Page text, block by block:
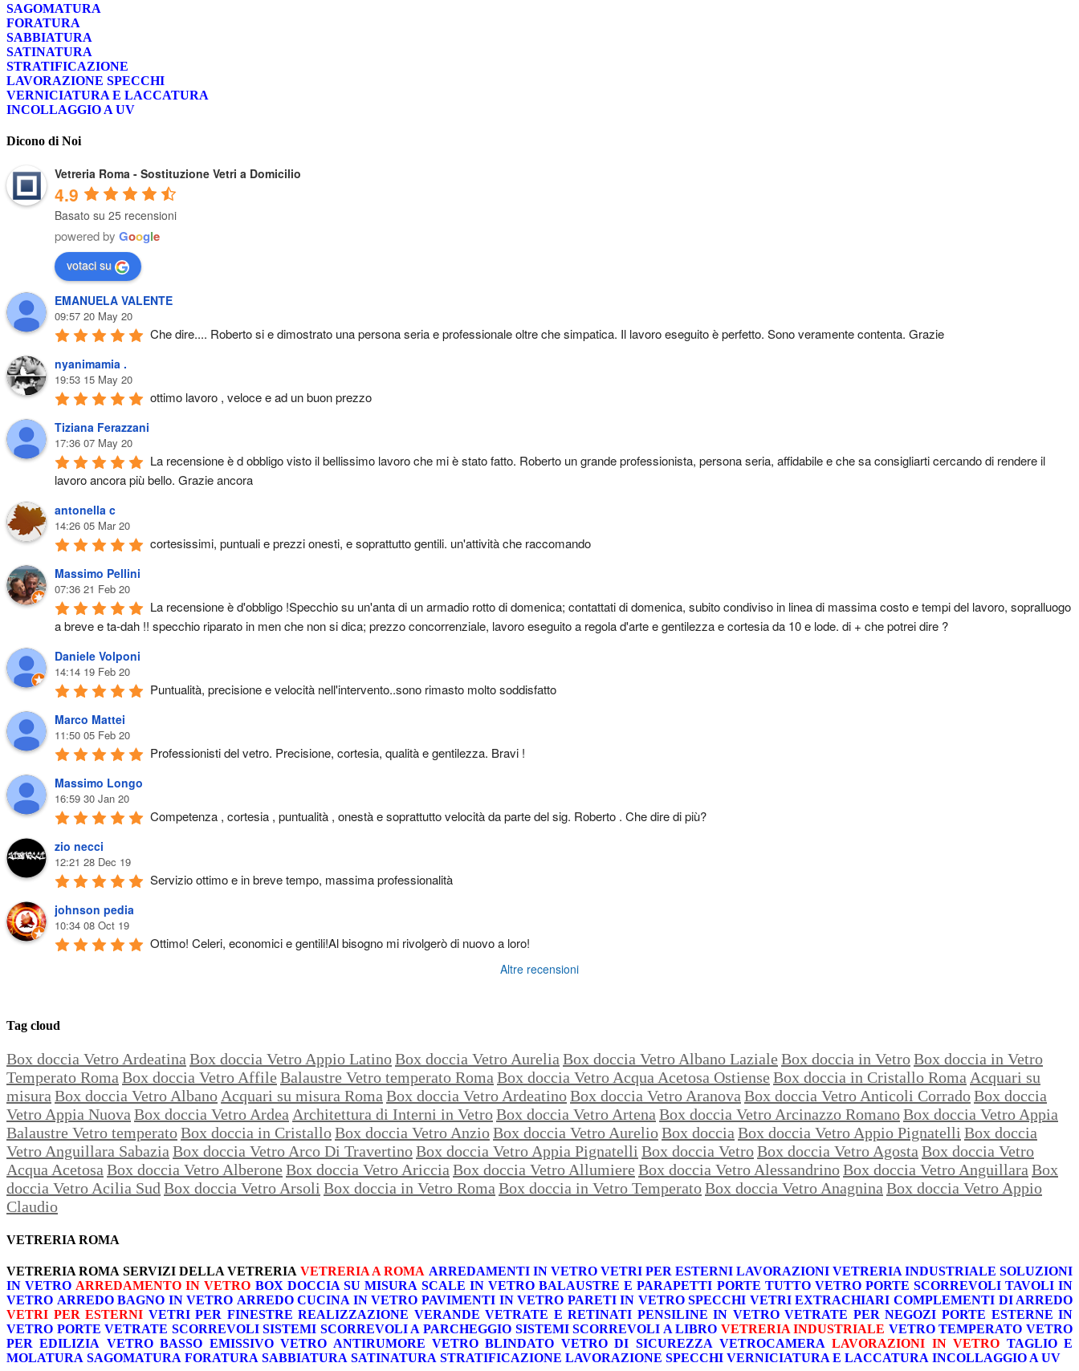
SAGOMATURA
FORATURA
SABBIATURA
SATINATURA
STRATIFICAZIONE
LAVORAZIONE SPECCHI
VERNICIATURA E LACCATURA
INCOLLAGGIO A UV
Dicono di Noi
Vetreria Roma - Sostituzione Vetri a Domicilio
4.9
Basato su 25 recensioni
powered by Google
votaci su
EMANUELA VALENTE
09:57 20 May 20
Che dire.... Roberto si e dimostrato una persona seria e professionale oltre che simpatica. Il lavoro eseguito è perfetto. Sono veramente contenta. Grazie
nyanimamia .
19:53 15 May 20
ottimo lavoro , veloce e ad un buon prezzo
Tiziana Ferazzani
17:36 07 May 20
La recensione è d obbligo visto il bellissimo lavoro che mi è stato fatto. Roberto un grande professionista, persona seria, affidabile e che sa consigliarti cercando di rendere il
lavoro ancora più bello. Grazie ancora
antonella c
14:26 05 Mar 20
cortesissimi, puntuali e prezzi onesti, e soprattutto gentili. un'attività che raccomando
Massimo Pellini
07:36 21 Feb 20
La recensione è d'obbligo !Specchio su un'anta di un armadio rotto di domenica; contattati di domenica, subito condiviso in linea di massima costo e tempi del lavoro, sopralluogo
a breve e ta-dah !! specchio riparato in men che non si dica; prezzo concorrenziale, lavoro eseguito a regola d'arte e gentilezza e cortesia da 10 e lode. di + che potrei dire ?
Daniele Volponi
14:14 19 Feb 20
Puntualità, precisione e velocità nell'intervento..sono rimasto molto soddisfatto
Marco Mattei
11:50 05 Feb 20
Professionisti del vetro. Precisione, cortesia, qualità e gentilezza. Bravi !
Massimo Longo
16:59 30 Jan 20
Competenza , cortesia , puntualità , onestà e soprattutto velocità da parte del sig. Roberto . Che dire di più?
zio necci
12:21 28 Dec 19
Servizio ottimo e in breve tempo, massima professionalità
johnson pedia
10:34 08 Oct 19
Ottimo! Celeri, economici e gentili!Al bisogno mi rivolgerò di nuovo a loro!
Altre recensioni
Tag cloud
Box doccia Vetro Ardeatina Box doccia Vetro Appio LatinoBox doccia Vetro Aurelia Box doccia Vetro Albano Laziale Box doccia in VetroBox doccia in Vetro
Temperato Roma Box doccia Vetro Affile Balaustre Vetro temperato Roma Box doccia Vetro Acqua Acetosa Ostiense Box doccia in Cristallo Roma Acquari su
misura Box doccia Vetro Albano Acquari su misura Roma Box doccia Vetro ArdeatinoBox doccia Vetro Aranova Box doccia Vetro Anticoli CorradoBox doccia
Vetro Appia Nuova Box doccia Vetro Ardea Architettura di Interni in VetroBox doccia Vetro Artena Box doccia Vetro Arcinazzo RomanoBox doccia Vetro Appia
Balaustre Vetro temperatoBox doccia in CristalloBox doccia Vetro AnzioBox doccia Vetro AurelioBox doccia Box doccia Vetro Appio Pignatelli Box doccia
Vetro Anguillara Sabazia Box doccia Vetro Arco Di TravertinoBox doccia Vetro Appia Pignatelli Box doccia VetroBox doccia Vetro Agosta Box doccia Vetro
Acqua Acetosa Box doccia Vetro Alberone Box doccia Vetro Ariccia Box doccia Vetro Allumiere Box doccia Vetro AlessandrinoBox doccia Vetro Anguillara Box
doccia Vetro Acilia Sud Box doccia Vetro Arsoli Box doccia in Vetro Roma Box doccia in Vetro TemperatoBox doccia Vetro Anagnina Box doccia Vetro Appio
Claudio
VETRERIA ROMA
VETRERIA ROMA SERVIZI DELLA VETRERIA VETRERIA A ROMA ARREDAMENTI IN VETRO VETRI PER ESTERNI LAVORAZIONI VETRERIA INDUSTRIALE SOLUZIONI
IN VETRO ARREDAMENTO IN VETRO BOX DOCCIA SU MISURA SCALE IN VETRO BALAUSTRE E PARAPETTI PORTE TUTTO VETRO PORTE SCORREVOLI TAVOLI IN
VETRO ARREDO BAGNO IN VETRO ARREDO CUCINA IN VETRO PAVIMENTI IN VETRO PARETI IN VETRO SPECCHI VETRI EXTRACHIARI COMPLEMENTI DI ARREDO
VETRI PER ESTERNI VETRI PER FINESTRE REALIZZAZIONE VERANDE VETRATE E RETINATI PENSILINE IN VETRO VETRATE PER NEGOZI PORTE ESTERNE IN
VETRO PORTE VETRATE SCORREVOLI SISTEMI SCORREVOLI A PARCHEGGIO SISTEMI SCORREVOLI A LIBRO VETRERIA INDUSTRIALE VETRO TEMPERATO VETRO
PER EDILIZIA VETRO BASSO EMISSIVO VETRO ANTIRUMORE VETRO BLINDATO VETRO DI SICUREZZA VETROCAMERA LAVORAZIONI IN VETRO TAGLIO E
MOLATURA SAGOMATURA FORATURA SABBIATURA SATINATURA STRATIFICAZIONE LAVORAZIONE SPECCHI VERNICIATURA E LACCATURA INCOLLAGGIO A UV